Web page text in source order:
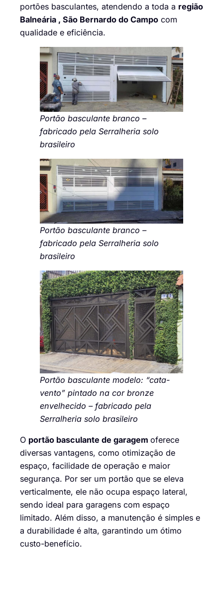
portões basculantes, atendendo a toda a região
Balneária , São Bernardo do Campo com
qualidade e eficiência.
Portão basculante branco –
fabricado pela Serralheria solo
brasileiro
Portão basculante branco –
fabricado pela Serralheria solo
brasileiro
Portão basculante modelo: “cata-
vento” pintado na cor bronze
envelhecido – fabricado pela
Serralheria solo brasileiro
O portão basculante de garagem oferece
diversas vantagens, como otimização de
espaço, facilidade de operação e maior
segurança. Por ser um portão que se eleva
verticalmente, ele não ocupa espaço lateral,
sendo ideal para garagens com espaço
limitado. Além disso, a manutenção é simples e
a durabilidade é alta, garantindo um ótimo
custo-benefício.